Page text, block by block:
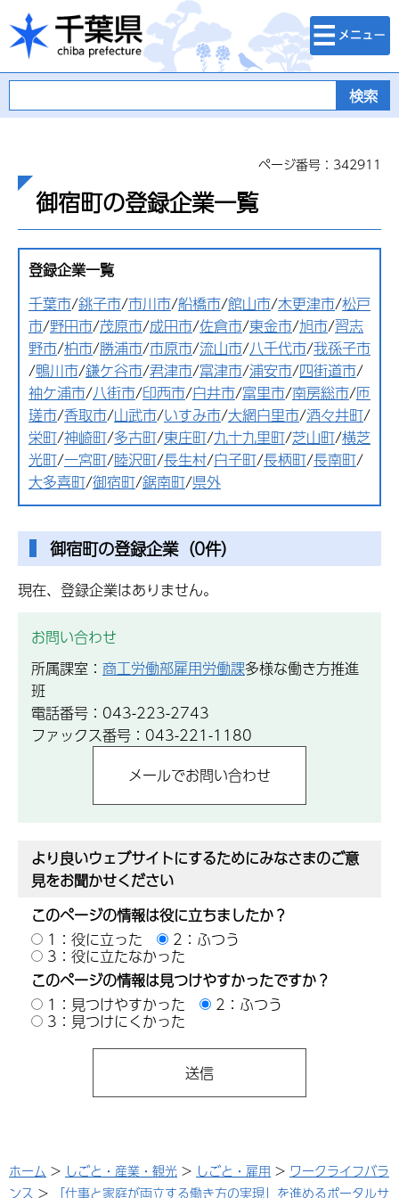
千葉県
検索・メニュ
ー
ページ番号：342911
御宿町の登録企業一覧
登録企業一覧
千葉市/銚子市/市川市/船橋市/館山市/木更津市/松戸
市/野田市/茂原市/成田市/佐倉市/東金市/旭市/習志
野市/柏市/勝浦市/市原市/流山市/八千代市/我孫子市
/鴨川市/鎌ケ谷市/君津市/富津市/浦安市/四街道市/
袖ケ浦市/八街市/印西市/白井市/富里市/南房総市/匝
瑳市/香取市/山武市/いすみ市/大網白里市/酒々井町/
栄町/神崎町/多古町/東庄町/九十九里町/芝山町/横芝
光町/一宮町/睦沢町/長生村/白子町/長柄町/長南町/
大多喜町/御宿町/鋸南町/県外
御宿町の登録企業（0件）
現在、登録企業はありません。
お問い合わせ
所属課室： 商工労働部雇用労働課多様な働き方推進
班
電話番号：043-223-2743
ファックス番号：043-221-1180
より良いウェブサイトにするためにみなさまのご意
見をお聞かせください
このページの情報は役に立ちましたか？
1：役に立った
2：ふつう
3：役に立たなかった
このページの情報は見つけやすかったですか？
1：見つけやすかった
2：ふつう
3：見つけにくかった
ホーム > しごと・産業・観光 > しごと・雇用 > ワークライフバラ
ンス > 「仕事と家庭が両立する働き方の実現」を進めるポータルサ